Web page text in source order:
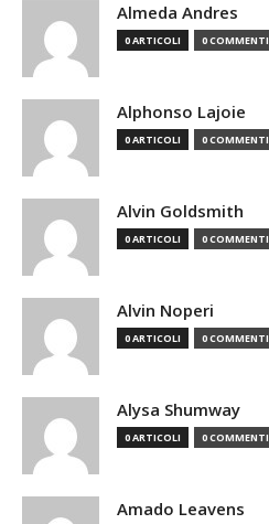
Almeda Andres
0 ARTICOLI 0 COMMENTI
Alphonso Lajoie
0 ARTICOLI 0 COMMENTI
Alvin Goldsmith
0 ARTICOLI 0 COMMENTI
Alvin Noperi
0 ARTICOLI 0 COMMENTI
Alysa Shumway
0 ARTICOLI 0 COMMENTI
Amado Leavens